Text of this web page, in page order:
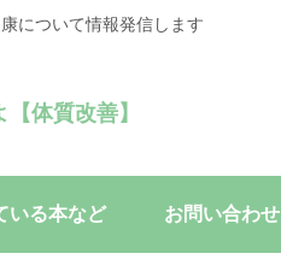
について情報発信します
体質改善】
いる本など お問い合わせ